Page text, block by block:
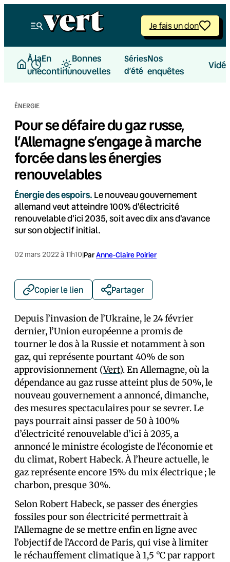
Je fais un don
À la
une
En
continu
Bonnes
nouvelles
Séries
d’été
Nos
enquêtes
ÉNERGIE
Pour se défaire du gaz russe,
l’Allemagne s’engage à marche
forcée dans les énergies
renouvelables
Énergie des espoirs. Le nouveau gouvernement
allemand veut atteindre 100% d'électricité
renouvelable d'ici 2035, soit avec dix ans d'avance
sur son objectif initial.
02 mars 2022 à 11h10|ParAnne-Claire Poirier
Copier le lien Partager
Depuis l’invasion de l’Ukraine, le 24 février
dernier, l’Union européenne a promis de
tourner le dos à la Russie et notamment à son
gaz, qui représente pourtant 40% de son
approvisionnement (Vert). En Allemagne, où la
dépendance au gaz russe atteint plus de 50%, le
nouveau gouvernement a annoncé, dimanche,
des mesures spectaculaires pour se sevrer. Le
pays pourrait ainsi passer de 50 à 100%
d’électricité renouvelable d’ici à 2035, a
annoncé le ministre écologiste de l’économie et
du climat, Robert Habeck. À l’heure actuelle, le
gaz représente encore 15% du mix électrique ; le
charbon, presque 30%.
Selon Robert Habeck, se passer des énergies
fossiles pour son électricité permettrait à
l’Allemagne de se mettre enfin en ligne avec
l’objectif de l’Accord de Paris, qui vise à limiter
le réchauffement climatique à 1,5 °C par rapport